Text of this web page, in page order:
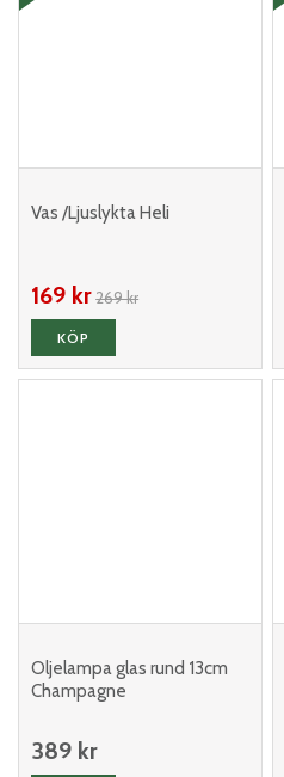
Vas /Ljuslykta Heli
169 kr269 kr
KÖP
Oljelampa glas rund 13cm
Champagne
389 kr